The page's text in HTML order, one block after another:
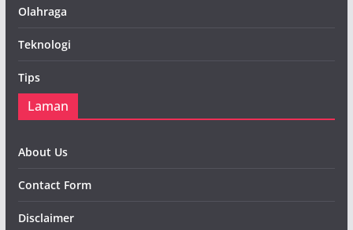
Olahraga
Teknologi
Tips
Laman
About Us
Contact Form
Disclaimer